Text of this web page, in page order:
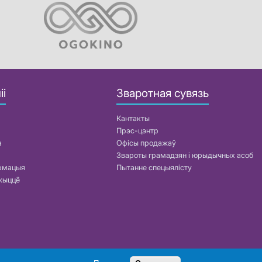
Зваротная сувязь
Кантакты
Прэс-цэнтр
Офісы продажаў
Звароты грамадзян і юрыдычных асоб
Пытанне спецыялісту